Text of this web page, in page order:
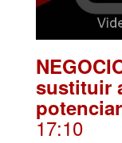
sustituir
17:10